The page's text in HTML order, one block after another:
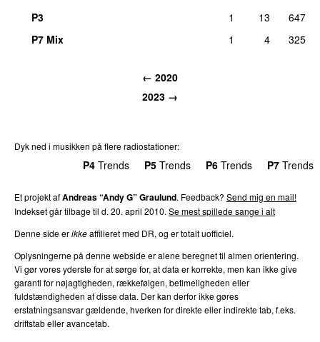
P3 1 13
647
P7 Mix
1 4 325
← 2020
2023 →
Dyk ned i musikken på flere radiostationer:
P4 Trends P5 Trends P6 Trends P7 Trends
Et projekt afAndreas “Andy G” Graulund. Feedback? Send mig en mail!
Indekset går tilbage til d. 20. april 2010. Se mest spillede sange i alt
Denne side erikkeaffilieret med DR, og er totalt uofficiel.
Oplysningerne på denne webside er alene beregnet til almen orientering.
Vi gør vores yderste for at sørge for, at data er korrekte, men kan ikke give
garanti for nøjagtigheden, rækkefølgen, betimeligheden eller
fuldstændigheden af disse data. Der kan derfor ikke gøres
erstatningsansvar gældende, hverken for direkte eller indirekte tab, f.eks.
driftstab eller avancetab.